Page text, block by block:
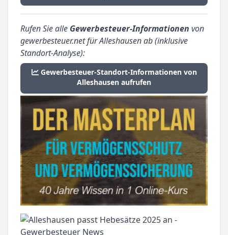
Rufen Sie alle Gewerbesteuer-Informationen von
gewerbesteuer.net für Alleshausen ab (inklusive
Standort-Analyse):
Gewerbesteuer-Standort-Informationen von
Alleshausen aufrufen